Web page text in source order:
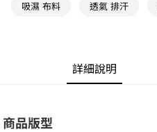
吸濕 布料 透氣 排汗
詳細說明
商品版型